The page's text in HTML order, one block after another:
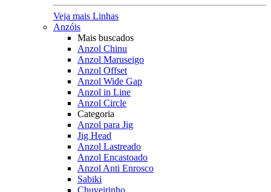
Veja mais Linhas
Anzóis
Mais buscados
Anzol Chinu
Anzol Maruseigo
Anzol Offset
Anzol Wide Gap
Anzol in Line
Anzol Circle
Categoria
Anzol para Jig
Jig Head
Anzol Lastreado
Anzol Encastoado
Anzol Anti Enrosco
Sabiki
Chuveirinho